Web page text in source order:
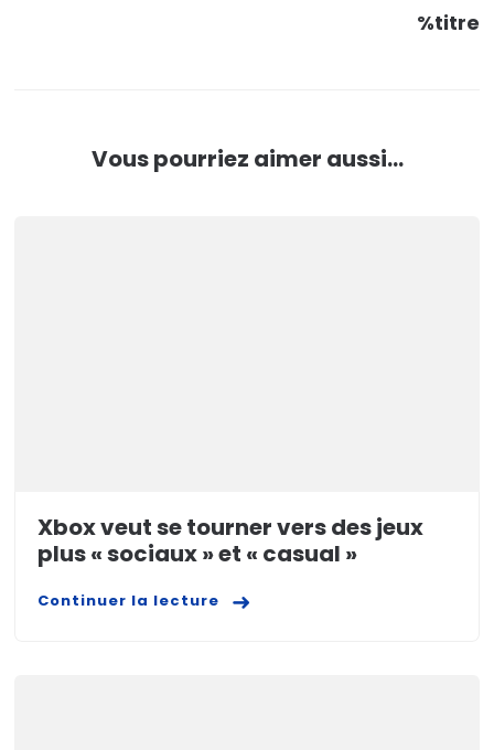
%titre
Vous pourriez aimer aussi...
Xbox veut se tourner vers des jeux
plus « sociaux » et « casual »
Continuer la lecture